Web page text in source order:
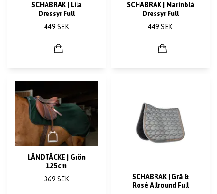
SCHABRAK | Lila
Dressyr Full
449 SEK
SCHABRAK | Marinblå
Dressyr Full
449 SEK
LÄNDTÄCKE | Grön
125cm
369 SEK
SCHABRAK | Grå &
Rosé Allround Full